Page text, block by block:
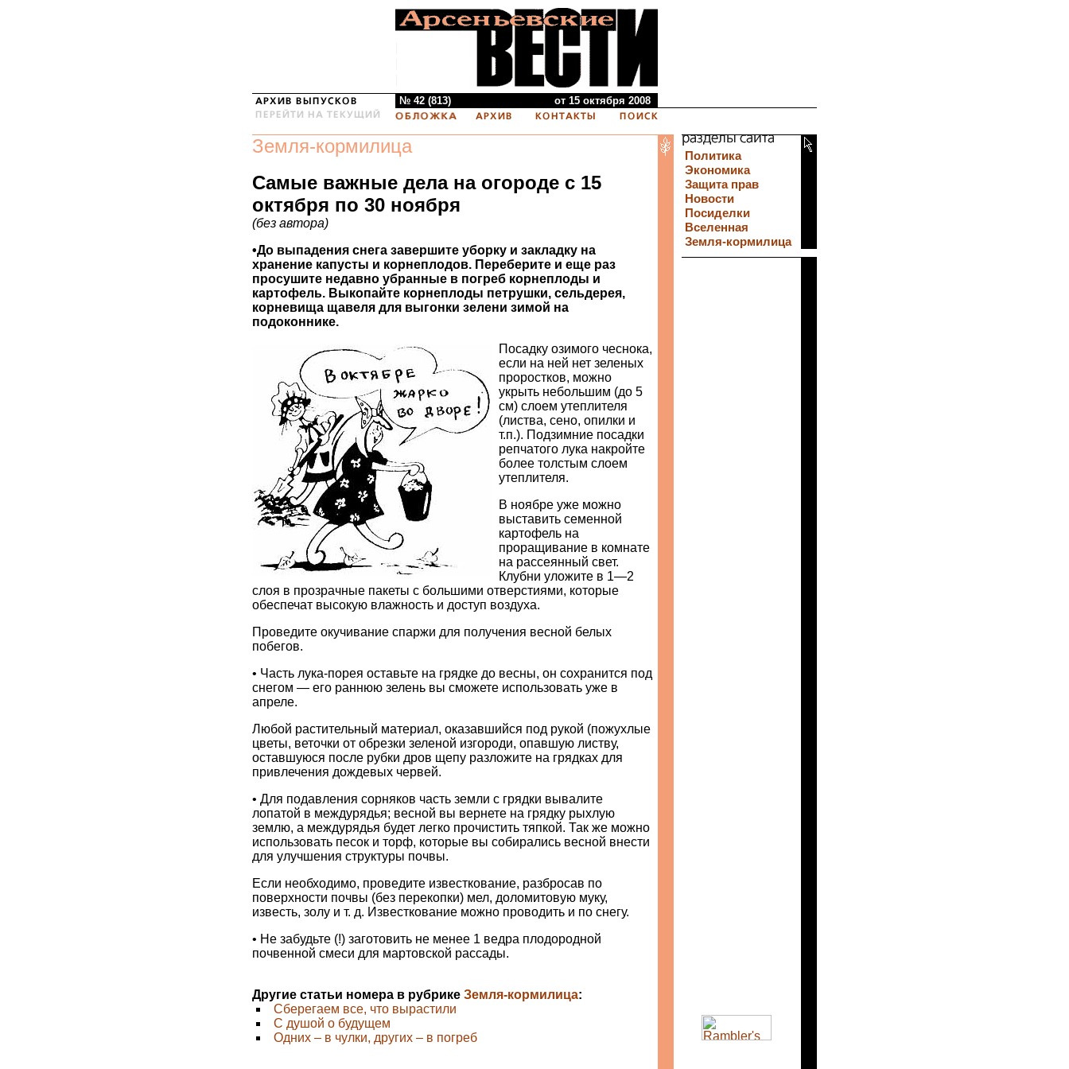
№ 42 (813) от 15 октября 2008
Земля-кормилица
Самые важные дела на огороде с 15
октября по 30 ноября
(без автора)
•До выпадения снега завершите уборку и закладку на
хранение капусты и корнеплодов. Переберите и еще раз
просушите недавно убранные в погреб корнеплоды и
картофель. Выкопайте корнеплоды петрушки, сельдерея,
корневища щавеля для выгонки зелени зимой на
подоконнике.
Посадку озимого чеснока,
если на ней нет зеленых
проростков, можно
укрыть небольшим (до 5
см) слоем утеплителя
(листва, сено, опилки и
т.п.). Подзимние посадки
репчатого лука накройте
более толстым слоем
утеплителя.
В ноябре уже можно
выставить семенной
картофель на
проращивание в комнате
на рассеянный свет.
Клубни уложите в 1—2
слоя в прозрачные пакеты с большими отверстиями, которые
обеспечат высокую влажность и доступ воздуха.
Проведите окучивание спаржи для получения весной белых
побегов.
• Часть лука-порея оставьте на грядке до весны, он сохранится под
снегом — его раннюю зелень вы сможете использовать уже в
апреле.
Любой растительный материал, оказавшийся под рукой (пожухлые
цветы, веточки от обрезки зеленой изгороди, опавшую листву,
оставшуюся после рубки дров щепу разложите на грядках для
привлечения дождевых червей.
• Для подавления сорняков часть земли с грядки вывалите
лопатой в междурядья; весной вы вернете на грядку рыхлую
землю, а междурядья будет легко прочистить тяпкой. Так же можно
использовать песок и торф, которые вы собирались весной внести
для улучшения структуры почвы.
Если необходимо, проведите известкование, разбросав по
поверхности почвы (без перекопки) мел, доломитовую муку,
известь, золу и т. д. Известкование можно проводить и по снегу.
• Не забудьте (!) заготовить не менее 1 ведра плодородной
почвенной смеси для мартовской рассады.
Другие статьи номера в рубрике Земля-кормилица:
Cберегаем все, что вырастили
С душой о будущем
Одних – в чулки, других – в погреб
Политика
Экономика
Защита прав
Новости
Посиделки
Вселенная
Земля-кормилица